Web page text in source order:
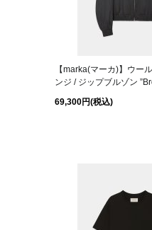
【marka(マーカ)】ウー
ンジ / ジップブルゾン
69,300円(税込)